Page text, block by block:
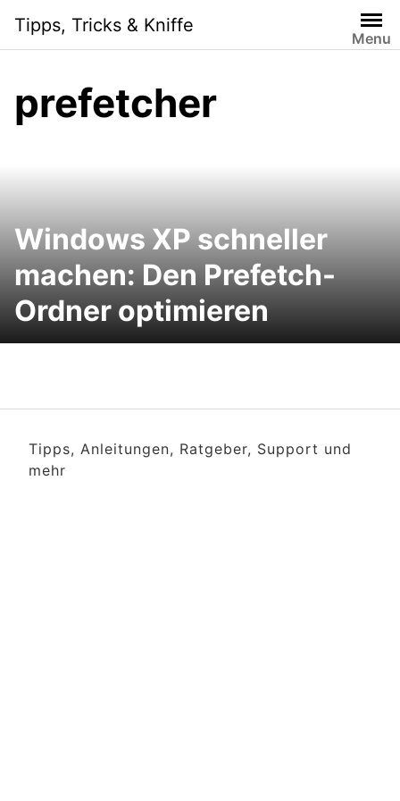
content
Tipps, Tricks & Kniffe
Menu
prefetcher
Windows XP schneller
machen: Den Prefetch-
Ordner optimieren
Tipps, Anleitungen, Ratgeber, Support und
mehr